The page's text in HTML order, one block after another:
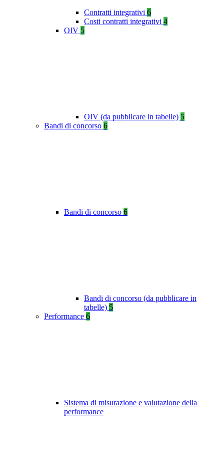
Contratti integrativi 6
Costi contratti integrativi 4
OIV 5
OIV (da pubblicare in tabelle) 5
Bandi di concorso 6
Bandi di concorso 6
Bandi di concorso (da pubblicare in
tabelle) 5
Performance 6
Sistema di misurazione e valutazione della
performance